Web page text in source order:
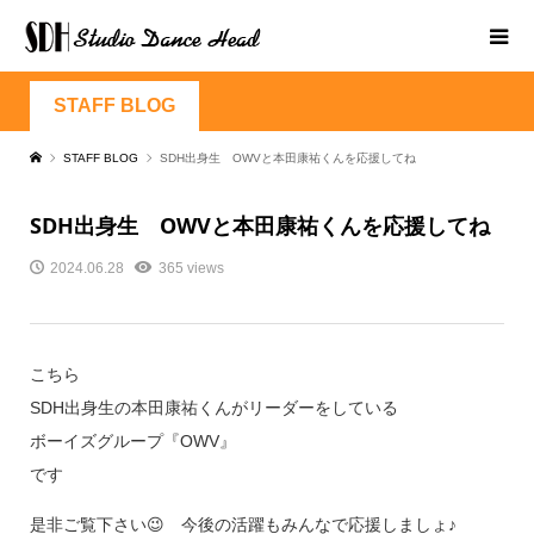
STAFF BLOG
STAFF BLOG SDH出身生 OWVと本田康祐くんを応援してね
SDH出身生 OWVと本田康祐くんを応援してね
2024.06.28 365 views
こちら
SDH出身生の本田康祐くんがリーダーをしている
ボーイズグループ『OWV』
です
是非ご覧下さい😉 今後の活躍もみんなで応援しましょ♪